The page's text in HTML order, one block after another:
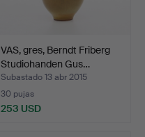
VAS, gres, Berndt Friberg
Studiohanden Gus…
Subastado 13 abr 2015
30 pujas
253 USD